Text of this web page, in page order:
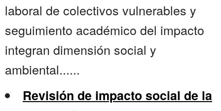
laboral de colectivos vulnerables y
seguimiento académico del impacto
integran dimensión social y
ambiental......
Revisión de impacto social de la